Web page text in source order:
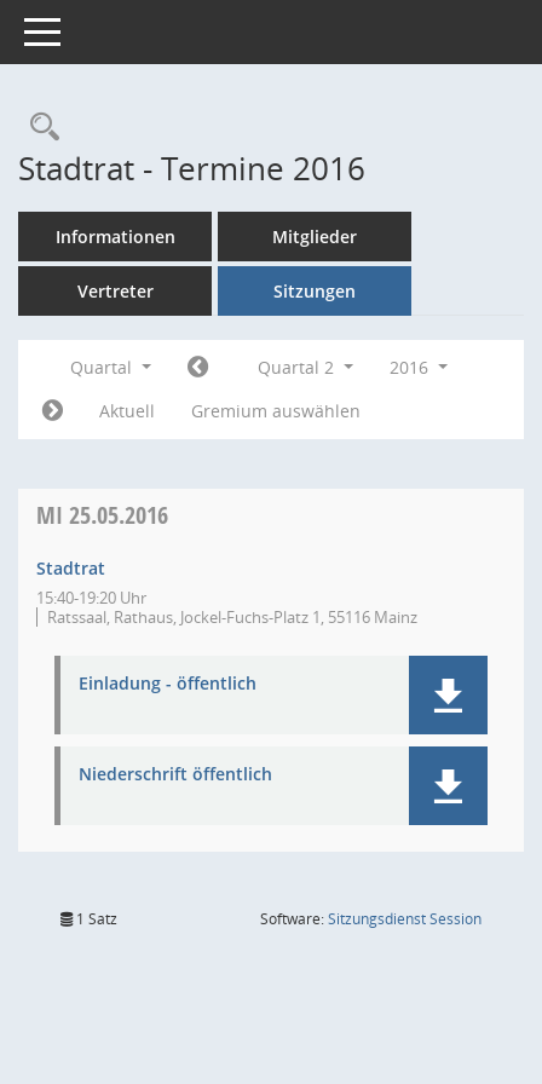
Toggle navigation
Rechercheauswahl
Stadtrat - Termine 2016
Informationen Mitglieder
Vertreter Sitzungen
Quartal Quartal 2
2016
Aktuell
Gremium auswählen
MI 25.05.2016
Stadtrat
15:40-19:20 Uhr
Ratssaal, Rathaus, Jockel-Fuchs-Platz 1, 55116 Mainz
Einladung - öffentlich
Niederschrift öffentlich
1 Satz Software:SitzungsdienstSession(Wird in